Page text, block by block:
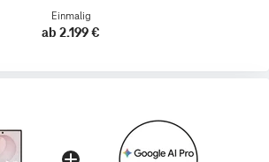
Einmalig
ab 2.199 €